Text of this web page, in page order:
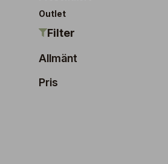
Outlet
Filter
Allmänt
Pris